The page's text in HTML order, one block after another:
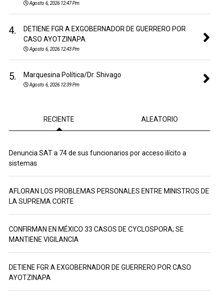
Agosto 6, 2026 12:47 Pm
4.
DETIENE FGR A EXGOBERNADOR DE GUERRERO POR
CASO AYOTZINAPA
Agosto 6, 2026 12:43 Pm
5. Marquesina Política/Dr. Shivago
Agosto 6, 2026 12:39 Pm
RECIENTE ALEATORIO
Denuncia SAT a 74 de sus funcionarios por acceso ilícito a
sistemas
AFLORAN LOS PROBLEMAS PERSONALES ENTRE MINISTROS DE
LA SUPREMA CORTE
CONFIRMAN EN MÉXICO 33 CASOS DE CYCLOSPORA; SE
MANTIENE VIGILANCIA
DETIENE FGR A EXGOBERNADOR DE GUERRERO POR CASO
AYOTZINAPA